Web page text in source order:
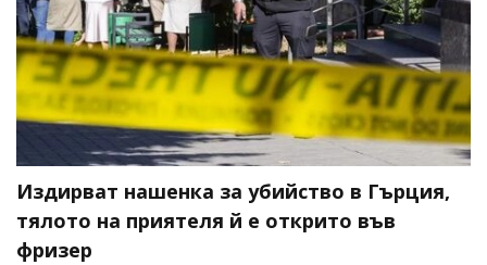
Издирват нашенка за убийство в Гърция,
тялото на приятеля й е открито във
фризер